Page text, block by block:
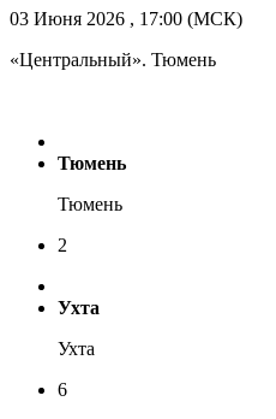
03 Июня 2026 , 17:00 (МСК)
«Центральный». Тюмень
Тюмень
Тюмень
2
Ухта
Ухта
6